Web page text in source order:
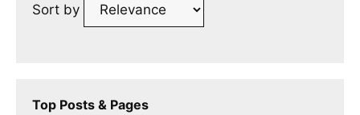
Sort by
Top Posts & Pages